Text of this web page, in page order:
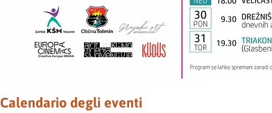
Calendario degli eventi